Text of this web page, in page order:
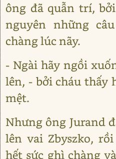
ông đã quẫn trí,
nguyên những
chàng lúc nãy.
- Ngài hãy ngồi
lên, - bởi cháu thấy
mệt.
Nhưng ông Jurand
lên vai Zbyszko,
hết sức ghì chàng